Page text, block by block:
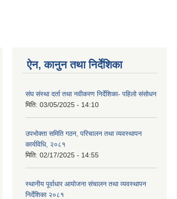
ऐन, कानुन तथा निर्देशिका
संघ संस्था दर्ता तथा नवीकरण निर्देशिका- पहिलो संसोधन
मिति: 03/05/2025 - 14:10
उपभोक्ता समिति गठन, परिचालन तथा व्यवस्थापन
कार्यविधि, २०८१
मिति: 02/17/2025 - 14:55
स्थानीय पूर्वाधार आयोजना संचालन तथा व्यवस्थापन
निर्देशिका २०८१